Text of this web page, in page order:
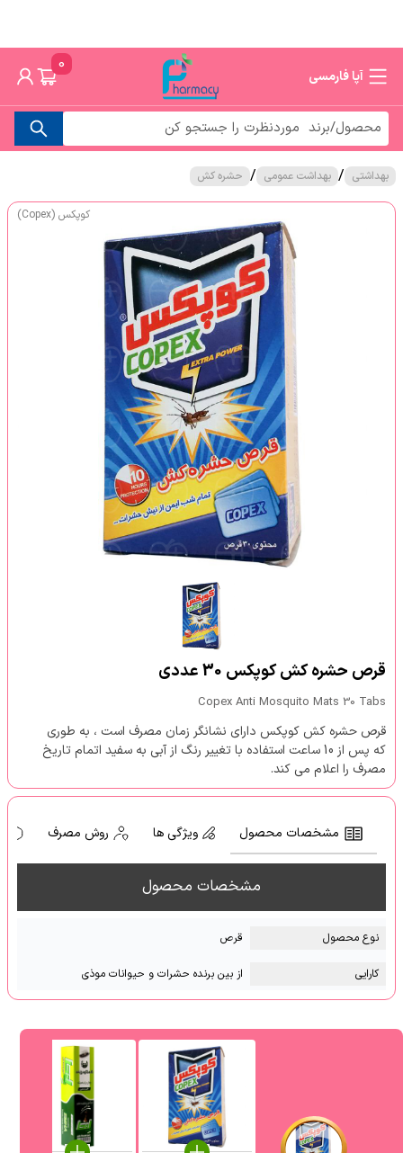
آپا فارمسی
0
بهداشتی / بهداشت عمومی / حشره کش
کوپکس (Copex)
قرص حشره کش کوپکس 30 عددی
Copex Anti Mosquito Mats 30 Tabs
قرص حشره کش کوپکس دارای نشانگر زمان مصرف است ، به طوری
که پس از 10 ساعت استفاده با تغییر رنگ از آبی به سفید اتمام تاریخ
مصرف را اعلام می کند.
مشخصات محصول ویژگی ها روش مصرف
مشخصات محصول
نوع محصول قرص
کارایی از بین برنده حشرات و حیوانات موذی